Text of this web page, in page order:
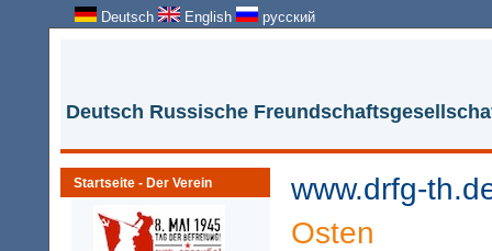
Deutsch English русский
Deutsch Russische
Startseite - Der Verein
www.drfg-
Osten